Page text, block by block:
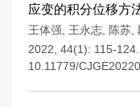
应变的积分位移方
王体强 王永志 陈苏
2022, 44(1): 115-124.
10.11779/